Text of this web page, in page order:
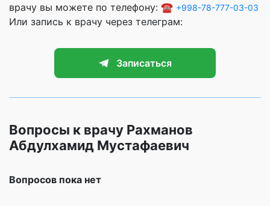
врачу вы можете по телефону: ☎️ +998-78-777-03-03
Или запись к врачу через телеграм:
Записаться
Вопросы к врачу Рахманов
Абдулхамид Мустафаевич
Вопросов пока нет